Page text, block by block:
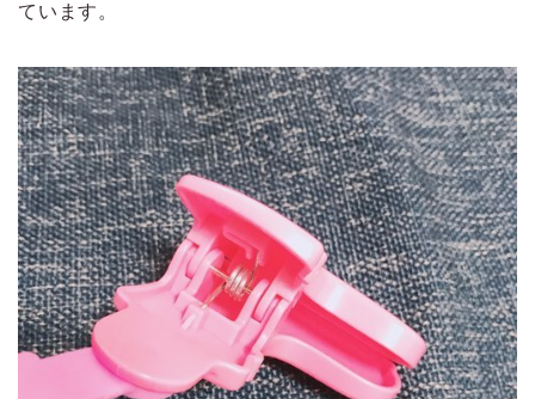
ています。